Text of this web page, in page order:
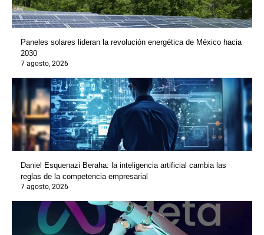
Paneles solares lideran la revolución energética de México hacia
2030
7 agosto, 2026
Daniel Esquenazi Beraha: la inteligencia artificial cambia las
reglas de la competencia empresarial
7 agosto, 2026